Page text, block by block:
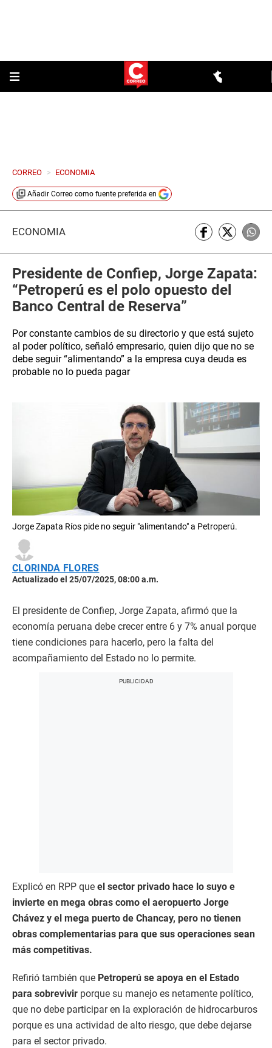
CORREO > ECONOMIA
Añadir Correo como fuente preferida en
ECONOMÍA
Presidente de Confiep, Jorge Zapata:
“Petroperú es el polo opuesto del
Banco Central de Reserva”
Por constante cambios de su directorio y que está sujeto
al poder político, señaló empresario, quien dijo que no se
debe seguir “alimentando” a la empresa cuya deuda es
probable no lo pueda pagar
Jorge Zapata Ríos pide no seguir "alimentando" a Petroperú.
CLORINDA FLORES
Actualizado el 25/07/2025, 08:00 a.m.
El presidente de Confiep, Jorge Zapata, afirmó que la
economía peruana debe crecer entre 6 y 7% anual porque
tiene condiciones para hacerlo, pero la falta del
acompañamiento del Estado no lo permite.
Explicó en RPP que el sector privado hace lo suyo e
invierte en mega obras como el aeropuerto Jorge
Chávez y el mega puerto de Chancay, pero no tienen
obras complementarias para que sus operaciones sean
más competitivas.
Refirió también que Petroperú se apoya en el Estado
para sobrevivir porque su manejo es netamente político,
que no debe participar en la exploración de hidrocarburos
porque es una actividad de alto riesgo, que debe dejarse
para el sector privado.